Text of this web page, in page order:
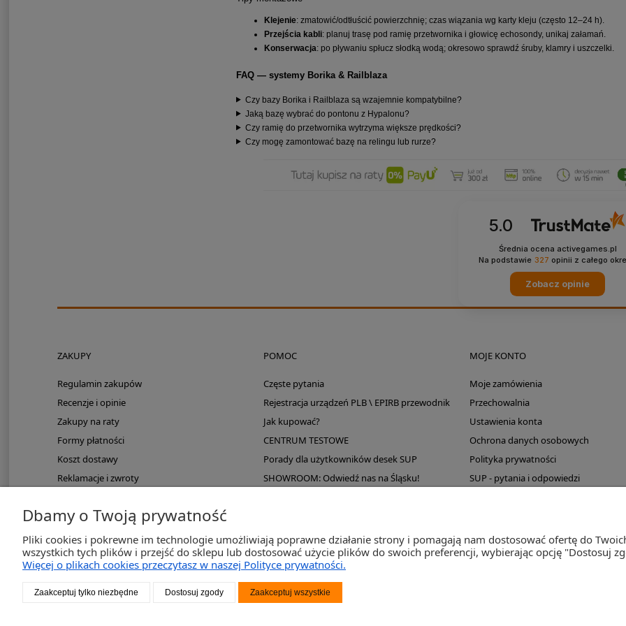
Klejenie: zmatowić/odtłuścić powierzchnię; czas wiązania wg karty kleju (często 12–24 h).
Przejścia kabli: planuj trasę pod ramię przetwornika i głowicę echosondy, unikaj załamań.
Konserwacja: po pływaniu spłucz słodką wodą; okresowo sprawdź śruby, klamry i uszczelki.
FAQ — systemy Borika & Railblaza
Czy bazy Borika i Railblaza są wzajemnie kompatybilne?
Jaką bazę wybrać do pontonu z Hypalonu?
Czy ramię do przetwornika wytrzyma większe prędkości?
Czy mogę zamontować bazę na relingu lub rurze?
5.0
Średnia ocena activegames.pl
Na podstawie 327 opinii z całego
Zobacz opinie
ZAKUPY
Regulamin zakupów
Recenzje i opinie
Zakupy na raty
Formy płatności
Koszt dostawy
Reklamacje i zwroty
PayPo odroczona płatność
POMOC
Częste pytania
Rejestracja urządzeń PLB \ EPIRB przewodnik
Jak kupować?
CENTRUM TESTOWE
Porady dla użytkowników desek SUP
SHOWROOM: Odwiedź nas na Śląsku!
MOJE KONTO
Moje zamówienia
Przechowalnia
Ustawienia konta
Ochrona danych osobowych
Polityka prywatności
SUP - pytania i odpowiedzi
2K-Invest Sp. j. Ul. Św. Wojciecha 60, 41-922 Radzionków, śląskie NIP: 645-241-94-33 REGON:
Dbamy o Twoją prywatność
Pliki cookies i pokrewne im technologie umożliwiają poprawne działanie strony i pomagają nam dostosować ofertę do
wszystkich tych plików i przejść do sklepu lub dostosować użycie plików do swoich preferencji, wybierając opcję "Dostosuj
Więcej o plikach cookies przeczytasz w naszej Polityce prywatności.
Zaakceptuj tylko niezbędne Dostosuj zgody Zaakceptuj wszystkie